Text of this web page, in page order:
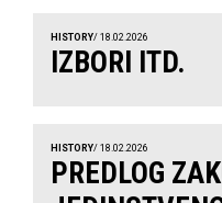
HISTORY/ 18.02.2026
IZBORI ITD.
HISTORY/ 18.02.2026
PREDLOG